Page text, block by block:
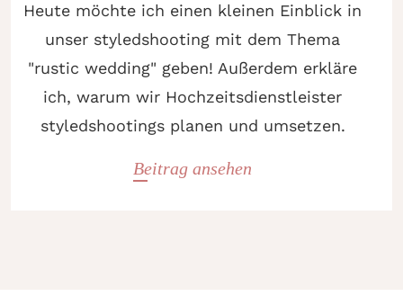
Heute möchte ich einen kleinen Einblick in
unser styledshooting mit dem Thema
"rustic wedding" geben! Außerdem erkläre
ich, warum wir Hochzeitsdienstleister
styledshootings planen und umsetzen.
Beitrag ansehen